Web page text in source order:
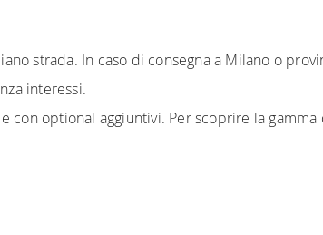
strada. In caso di consegna a Milano o
interessi.
con optional aggiuntivi. Per scoprire la